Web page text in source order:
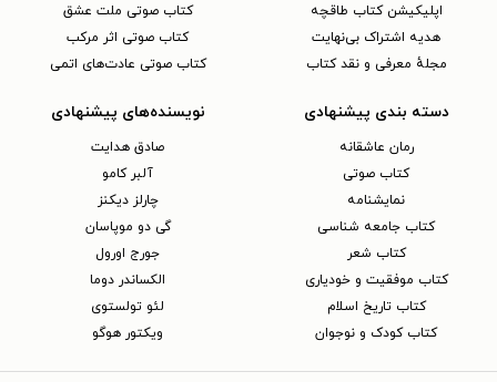
اپلیکیشن کتاب طاقچه
هدیه اشتراک بی‌نهایت
مجلهٔ معرفی و نقد کتاب
کتاب صوتی ملت عشق
کتاب صوتی اثر مرکب
کتاب صوتی عادت‌های اتمی
دسته بندی پیشنهادی
رمان عاشقانه
کتاب‌ صوتی
نمایشنامه
کتاب جامعه شناسی
کتاب شعر
کتاب موفقیت و خودیاری
کتاب تاریخ اسلام
کتاب کودک و نوجوان
نویسنده‌های پیشنهادی
صادق هدایت
آلبر کامو
چارلز دیکنز
گی دو موپاسان
جورج اورول
الکساندر دوما
لئو تولستوی
ویکتور هوگو